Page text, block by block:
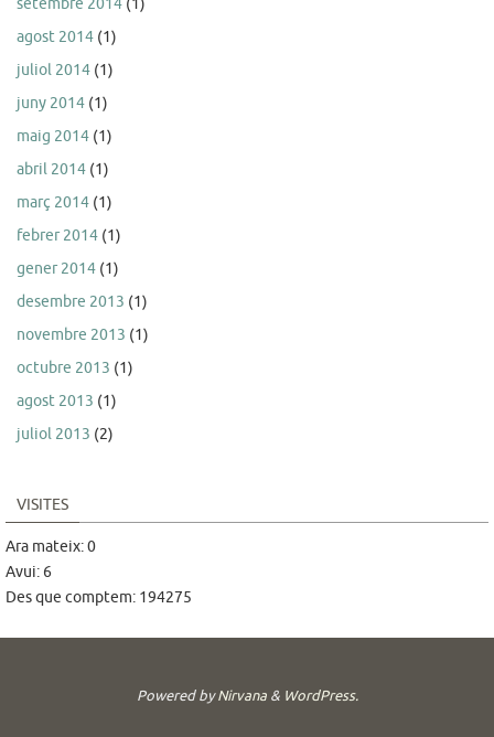
agost 2014 (1)
juliol 2014 (1)
juny 2014 (1)
maig 2014 (1)
abril 2014 (1)
març 2014 (1)
febrer 2014 (1)
gener 2014 (1)
desembre 2013 (1)
novembre 2013 (1)
octubre 2013 (1)
agost 2013 (1)
juliol 2013 (2)
VISITES
Ara mateix: 0
Avui: 6
Des que comptem: 194275
Powered byNirvana& WordPress.